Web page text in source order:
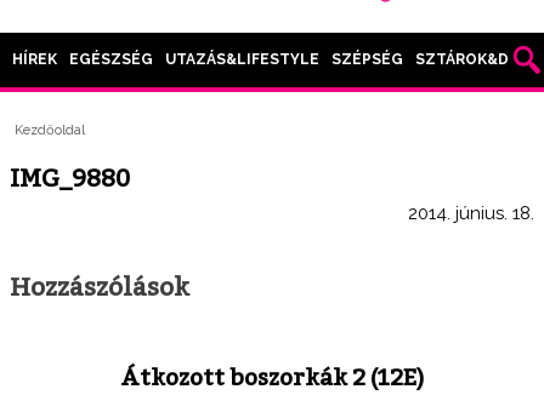
HÍREK EGÉSZSÉG UTAZÁS&LIFESTYLE SZÉPSÉG SZTÁROK&DIVAT
Kezdőoldal
IMG_9880
2014. június. 18.
Hozzászólások
Átkozott boszorkák 2 (12E)